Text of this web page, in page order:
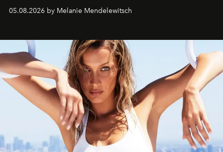
de vivre Romain dans toute son élégance intemporelle.
05.08.2026 by Melanie Mendelewitsch